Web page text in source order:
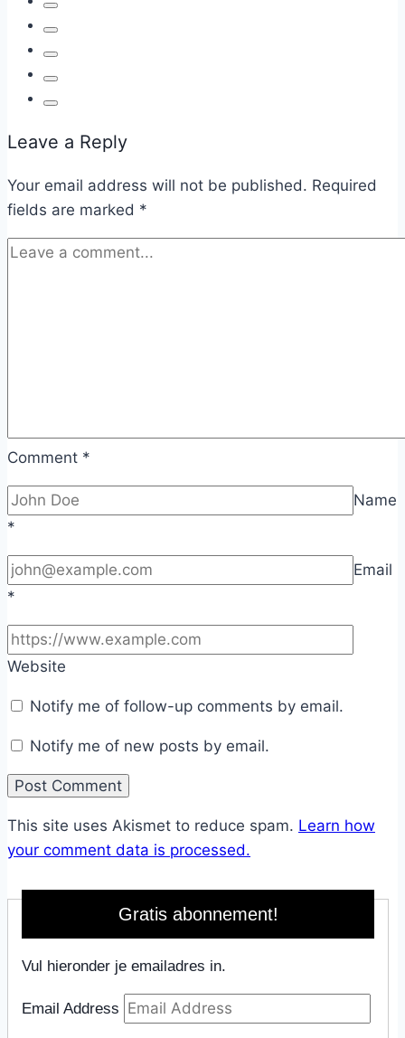
Leave a Reply
Your email address will not be published. Required
fields are marked *
Comment *
Name
*
Email
*
Website
Notify me of follow-up comments by email.
Notify me of new posts by email.
This site uses Akismet to reduce spam. Learn how
your comment data is processed.
Gratis abonnement!
Vul hieronder je emailadres in.
Email Address